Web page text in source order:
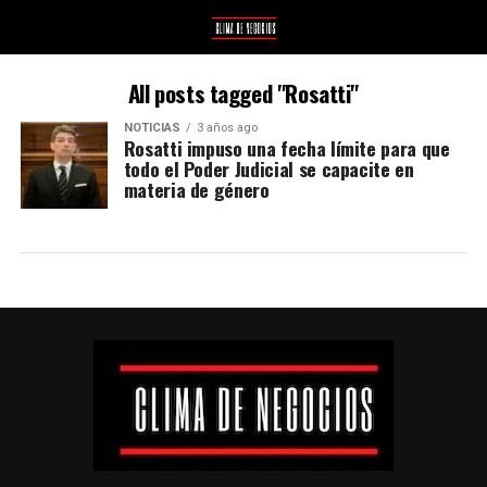
All posts tagged "Rosatti"
NOTICIAS 3 años ago
Rosatti impuso una fecha límite para que
todo el Poder Judicial se capacite en
materia de género